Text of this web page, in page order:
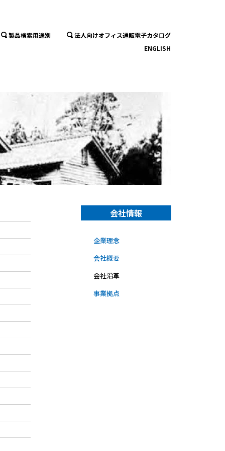
製品検索用途別
法人向けオフィス通販電子カタログ
ENGLISH
会社情報
企業理念
会社概要
会社沿革
事業拠点